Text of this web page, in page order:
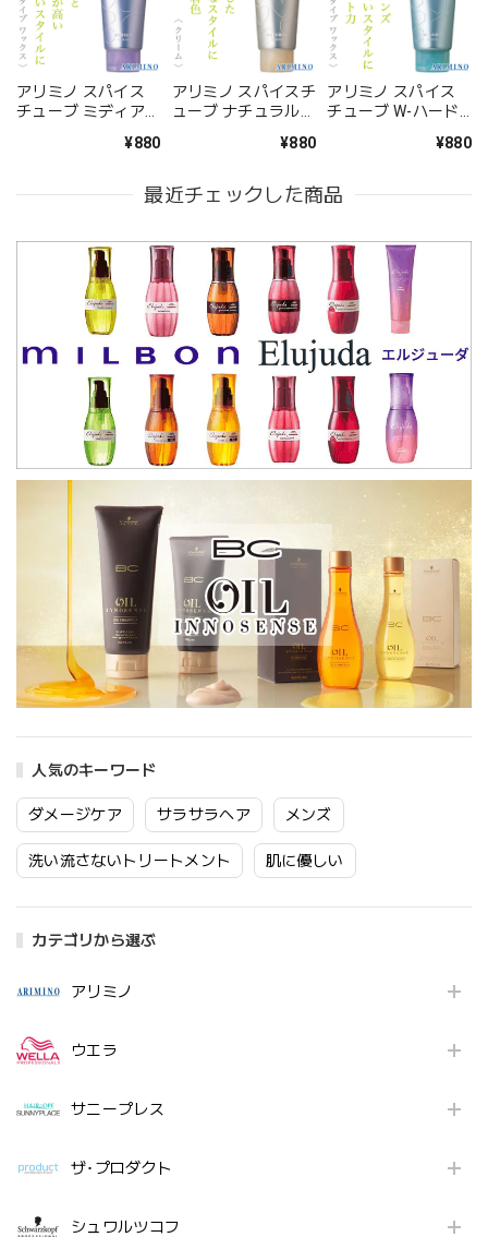
人気のキーワード
ダメージケア サラサラヘア メンズ
洗い流さないトリートメント 肌に優しい
カテゴリから選ぶ
アリミノ
ウエラ
サニープレス
ザ･プロダクト
シュワルツコフ
アリミノ スパイス
チューブ ミディアム
¥880
アリミノ スパイスチ
ューブ ナチュラル
¥880
アリミノ スパイス
チューブ W-ハード
¥880
最近チェックした商品